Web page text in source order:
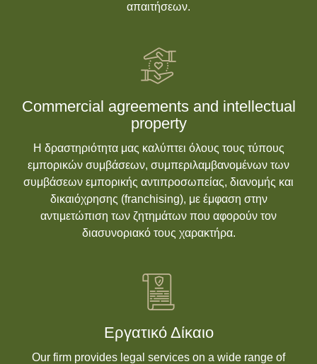
απαιτήσεων.
Commercial agreements and intellectual
property
Η δραστηριότητα μας καλύπτει όλους τους τύπους
εμπορικών συμβάσεων, συμπεριλαμβανομένων των
συμβάσεων εμπορικής αντιπροσωπείας, διανομής και
δικαιόχρησης (franchising), με έμφαση στην
αντιμετώπιση των ζητημάτων που αφορούν τον
διασυνοριακό τους χαρακτήρα.
Εργατικό Δίκαιο
Our firm provides legal services on a wide range of